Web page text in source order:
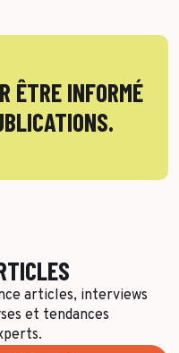
ÊTRE INFORMÉ
articles, interviews
et tendances